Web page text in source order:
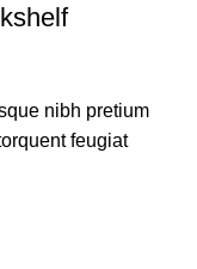
nibh pretium
feugiat